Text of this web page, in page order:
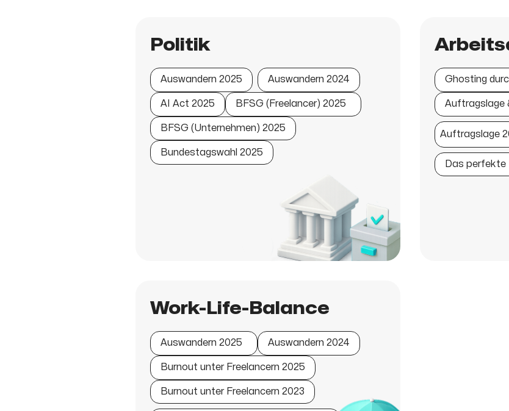
Politik
Auswandern 2025 Auswandern 2024
AI Act 2025 BFSG (Freelancer) 2025
BFSG (Unternehmen) 2025
Bundestagswahl 2025
Ghosting
Auftragslage
Auftragslage
Das perfekte
Work-Life-Balance
Auswandern 2025 Auswandern 2024
Burnout unter Freelancern 2025
Burnout unter Freelancern 2023